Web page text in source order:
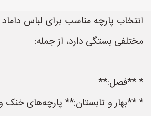
انتخاب پارچه مناسب برای لباس داماد
مختلفی بستگی دارد، از جمله:
* **فصل:**
* **بهار و تابستان:** پارچه‌های خنک